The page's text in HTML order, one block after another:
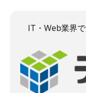
IT・Web業界